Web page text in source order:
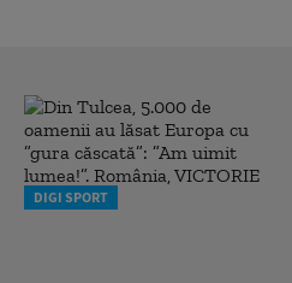
DIGI SPORT